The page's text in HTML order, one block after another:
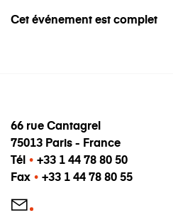
Cet événement est complet
66 rue Cantagrel
75013 Paris - France
Tél • +33 1 44 78 80 50
Fax • +33 1 44 78 80 55